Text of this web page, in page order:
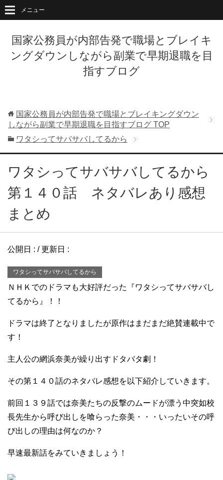
国家公務員が内部告発で職場とブレイキ
ングダウンしながら副業で早期退職を目
指すブログ
メニュー
国家公務員が内部告発で職場とブレイキングダウン
しながら副業で早期退職を目指すブログ TOP
ワタシってサバサバしてるから
ワタシってサバサバしてるから
第１４０話 ネタバレあり感想
まとめ
公開日 : / 更新日 :
ワタシってサバサバしてるから
ＮＨＫでのドラマも大好評だった『ワタシってサバサバし
てるから』！！
ドラマは終了となりましたが原作はまだまだ絶賛連載中で
す！
主人公の網浜奈美が繰り出すドタバタ劇！
その第１４０話のネタバレ感想を以下紹介していきます。
前回１３９話では奈美たちの反撃のムードが漂う中突如校
長先生から呼び出しを喰らった奈美・・・いったいその呼
び出しの理由は何なのか？
早速最新話をみていきましょう！